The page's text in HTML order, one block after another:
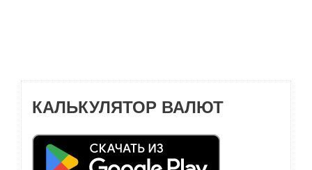
КАЛЬКУЛЯТОР ВАЛЮТ